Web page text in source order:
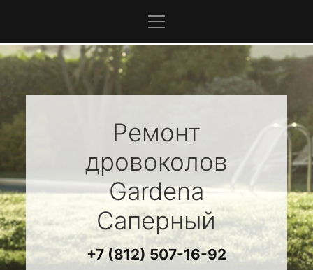
Ремонт
дровоколов
Gardena
Саперный
+7 (812) 507-16-92